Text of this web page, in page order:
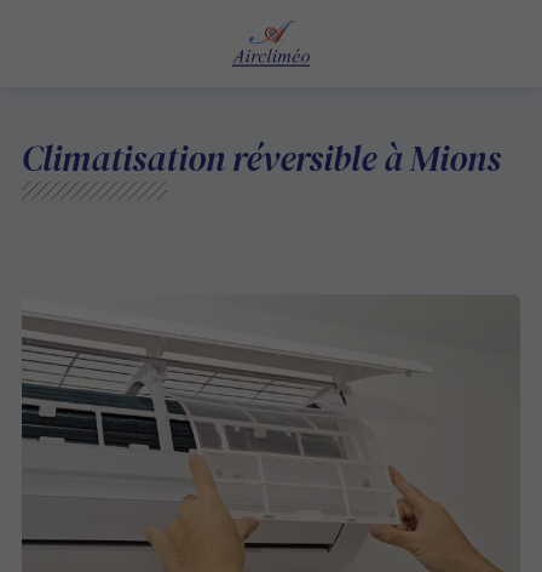
Climatisation réversible à Mions